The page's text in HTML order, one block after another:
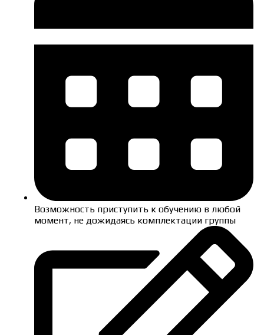
Возможность приступить к обучению в любой
момент, не дожидаясь комплектации группы